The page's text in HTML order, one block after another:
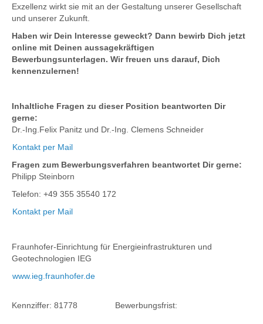
Exzellenz wirkt sie mit an der Gestaltung unserer Gesellschaft
und unserer Zukunft.
Haben wir Dein Interesse geweckt? Dann bewirb Dich jetzt
online mit Deinen aussagekräftigen
Bewerbungsunterlagen. Wir freuen uns darauf, Dich
kennenzulernen!
Inhaltliche Fragen zu dieser Position beantworten Dir
gerne:
Dr.-Ing.Felix Panitz und Dr.-Ing. Clemens Schneider
Kontakt per Mail
Fragen zum Bewerbungsverfahren beantwortet Dir gerne:
Philipp Steinborn
Telefon: +49 355 35540 172
Kontakt per Mail
Fraunhofer-Einrichtung für Energieinfrastrukturen und
Geotechnologien IEG
www.ieg.fraunhofer.de
Kennziffer: 81778 Bewerbungsfrist: